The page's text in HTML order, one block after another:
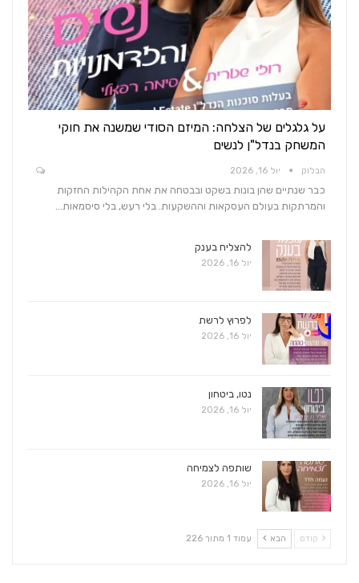
על גלגלים של הצלחה: המיזם הסודי שמשנה את חוקי
המשחק בנדל"ן לנשים
הבלוק יול 16, 2026
כבר שנתיים שהן בונות בשקט ובבטחה את אחת הקהילות החזקות
והמרתקות בעולם העסקאות וההשקעות. בלי רעש, בלי סיסמאות…
להצליח בענק
יול 16, 2026
לפרוץ לרשת
יול 16, 2026
נטו, ביטחון
יול 16, 2026
שותפה לצמיחה
יול 16, 2026
קודם הבא עמוד 1 מתוך 226